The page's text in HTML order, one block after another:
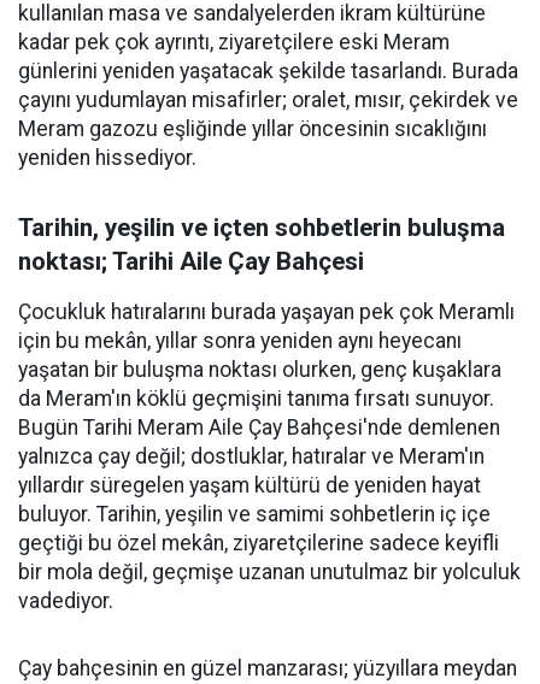
kullanılan masa ve sandalyelerden ikram kültürüne
kadar pek çok ayrıntı, ziyaretçilere eski Meram
günlerini yeniden yaşatacak şekilde tasarlandı. Burada
çayını yudumlayan misafirler; oralet, mısır, çekirdek ve
Meram gazozu eşliğinde yıllar öncesinin sıcaklığını
yeniden hissediyor.
Tarihin, yeşilin ve içten sohbetlerin buluşma
noktası; Tarihi Aile Çay Bahçesi
Çocukluk hatıralarını burada yaşayan pek çok Meramlı
için bu mekân, yıllar sonra yeniden aynı heyecanı
yaşatan bir buluşma noktası olurken, genç kuşaklara
da Meram'ın köklü geçmişini tanıma fırsatı sunuyor.
Bugün Tarihi Meram Aile Çay Bahçesi'nde demlenen
yalnızca çay değil; dostluklar, hatıralar ve Meram'ın
yıllardır süregelen yaşam kültürü de yeniden hayat
buluyor. Tarihin, yeşilin ve samimi sohbetlerin iç içe
geçtiği bu özel mekân, ziyaretçilerine sadece keyifli
bir mola değil, geçmişe uzanan unutulmaz bir yolculuk
vadediyor.
Çay bahçesinin en güzel manzarası; yüzyıllara meydan